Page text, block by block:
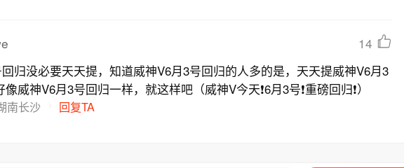
14
归没必要天天提，知道威神V6月3号回归的人多的是，天天提威神V6月3
威神V6月3号回归一样，就这样吧（威神V今天❗6月3号❗重磅回归❗）
南长沙 回复TA